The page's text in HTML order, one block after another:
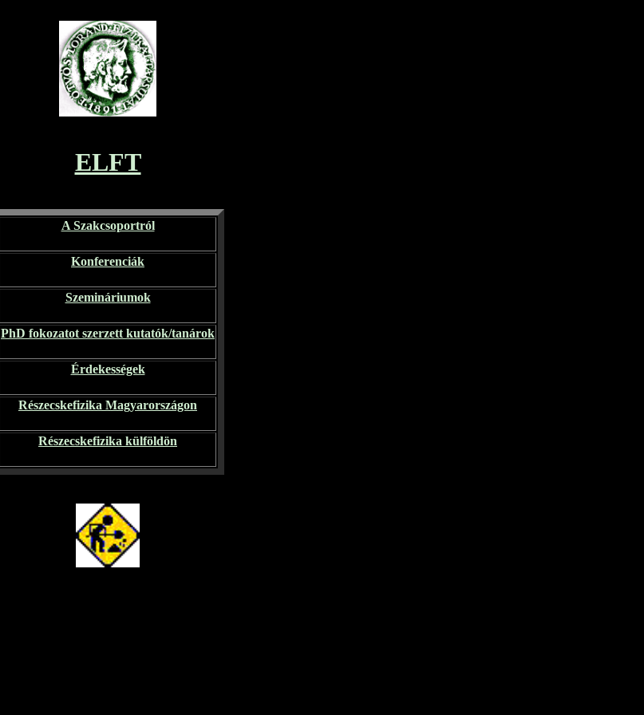
ELFT
A Szakcsoportról
Konferenciák
Szemináriumok
PhD fokozatot szerzett kutatók/tanárok
Érdekességek
Részecskefizika Magyarországon
Részecskefizika külföldön